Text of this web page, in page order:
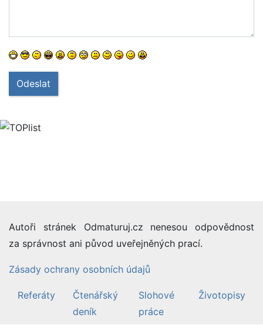
Odeslat
Autoři stránek Odmaturuj.cz nenesou odpovědnost
za správnost ani původ uveřejněných prací.
Zásady ochrany osobních údajů
Referáty
Čtenářský
deník
Slohové
práce
Životopisy